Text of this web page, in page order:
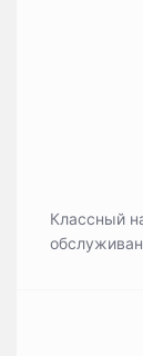
Классный